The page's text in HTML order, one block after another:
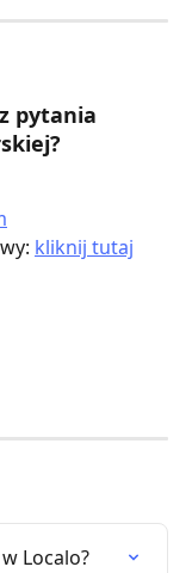
pytania
kliknij tutaj
Localo?